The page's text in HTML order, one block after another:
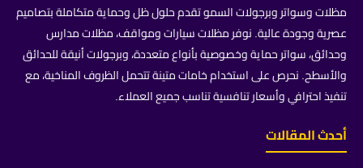
مظلات وسواتر وبرجولات السمو تقدم حلول ظل وحماية متكاملة بتصاميم
عصرية وجودة عالية. نوفر مظلات سيارات ومواقف، مظلات مدارس
وحدائق، سواتر حماية وخصوصية بأنواع متعددة، وبرجولات أنيقة للحدائق
والأسطح. نحرص على استخدام خامات متينة تتحمل الظروف المناخية، مع
تنفيذ احترافي وأسعار تنافسية تناسب جميع العملاء.
أحدث المقالات